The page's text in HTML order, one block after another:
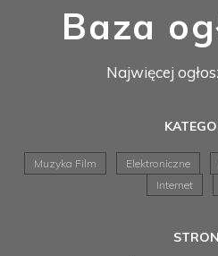
Baza
Najwięcej
Muzyka Film Elektroniczne
Internet